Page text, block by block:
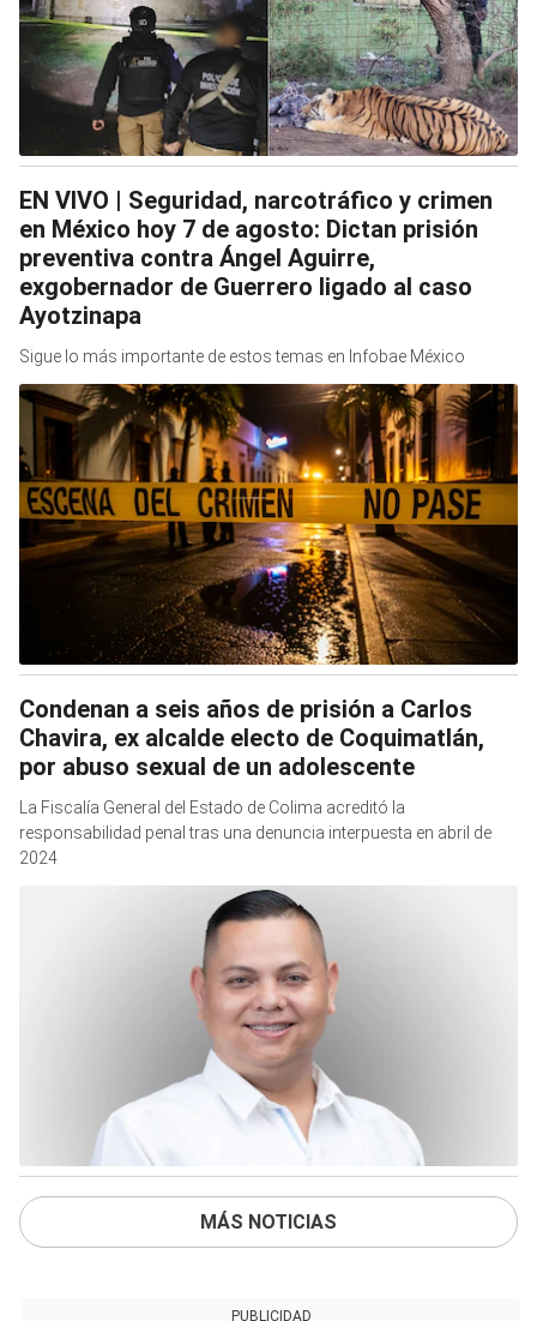
EN VIVO | Seguridad, narcotráfico y crimen
en México hoy 7 de agosto: Dictan prisión
preventiva contra Ángel Aguirre,
exgobernador de Guerrero ligado al caso
Ayotzinapa
Sigue lo más importante de estos temas en Infobae México
Condenan a seis años de prisión a Carlos
Chavira, ex alcalde electo de Coquimatlán,
por abuso sexual de un adolescente
La Fiscalía General del Estado de Colima acreditó la
responsabilidad penal tras una denuncia interpuesta en abril de
2024
MÁS NOTICIAS
PUBLICIDAD